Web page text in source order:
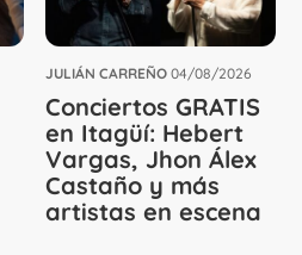
JULIÁN CARREÑO 04/08/2026
Conciertos GRATIS
en Itagüí: Hebert
Vargas, Jhon Álex
Castaño y más
artistas en escena